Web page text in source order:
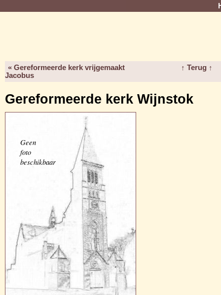
« Gereformeerde kerk vrijgemaakt
Jacobus
↑ Terug ↑
Gereformeerde kerk Wijnstok
Geen
foto
beschikbaar